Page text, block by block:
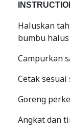
Haluskan
bumbu
Campurkan
Cetak sesuai
Goreng
Angkat dan